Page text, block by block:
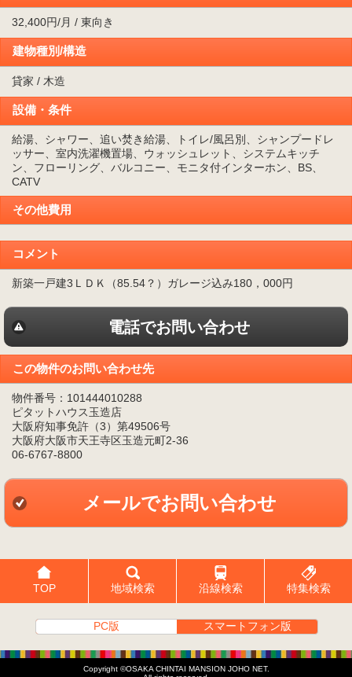
32,400円/月 / 東向き
建物種別/構造
貸家 / 木造
設備・条件
給湯、シャワー、追い焚き給湯、トイレ/風呂別、シャンプードレ
ッサー、室内洗濯機置場、ウォッシュレット、システムキッチ
ン、フローリング、バルコニー、モニタ付インターホン、BS、
CATV
その他費用
コメント
新築一戸建3ＬＤＫ（85.54？）ガレージ込み180，000円
電話でお問い合わせ
この物件のお問い合わせ先
物件番号：101444010288
ピタットハウス玉造店
大阪府知事免許（3）第49506号
大阪府大阪市天王寺区玉造元町2-36
06-6767-8800
メールでお問い合わせ
TOP 地域検索 沿線検索 特集検索
PC版 スマートフォン版
Copyright ©OSAKA CHINTAI MANSION JOHO NET.